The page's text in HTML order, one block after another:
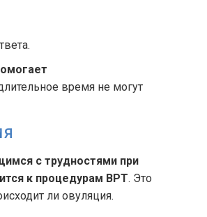
время не могут
с трудностями при
к процедурам ВРТ. Это
ли овуляция.